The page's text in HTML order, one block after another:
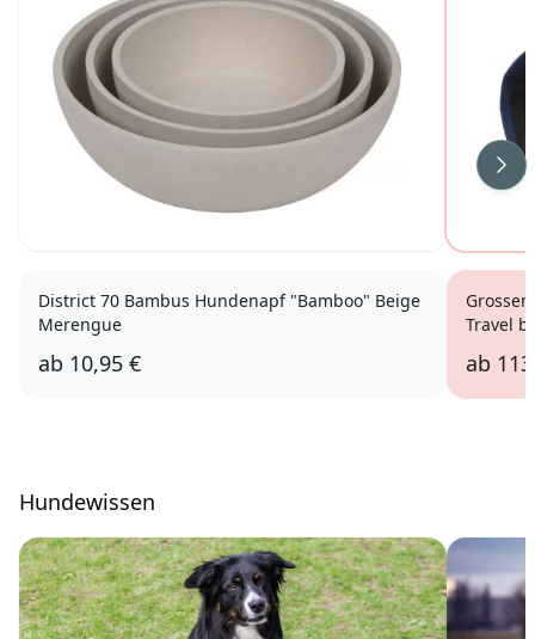
District 70 Bambus Hundenapf "Bamboo" Beige
Merengue
ab 10,95 €
Travel
ab
Hundewissen